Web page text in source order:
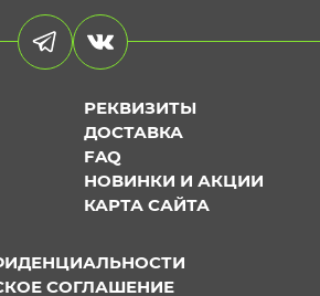
РЕКВИЗИТЫ
ДОСТАВКА
FAQ
НОВИНКИ И АКЦИИ
КАРТА САЙТА
СОГЛАШЕНИЕ